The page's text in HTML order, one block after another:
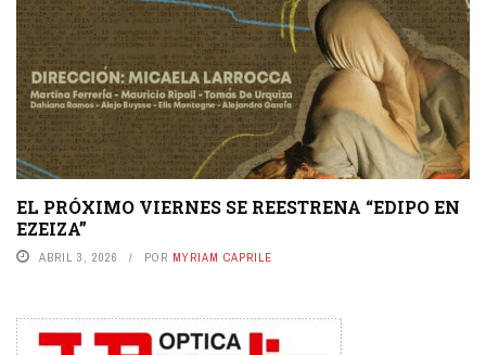
EL PRÓXIMO VIERNES SE REESTRENA “EDIPO EN
EZEIZA”
ABRIL 3, 2026 POR MYRIAM CAPRILE